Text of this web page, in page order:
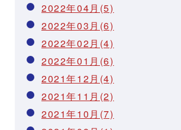
2022年04月(5)
2022年03月(6)
2022年02月(4)
2022年01月(6)
2021年12月(4)
2021年11月(2)
2021年10月(7)